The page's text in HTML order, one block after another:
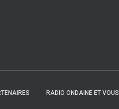
RADIO ONDAINE ET VOUS